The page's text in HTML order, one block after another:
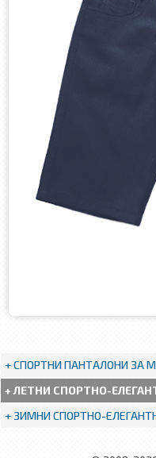
+ СПОРТНИ ПАНТАЛОНИ ЗА
+ ЛЕТНИ СПОРТНО-
+ ЗИМНИ СПОРТНО-